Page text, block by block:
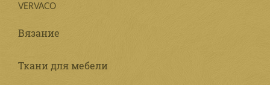
VERVACO
Вязание
Ткани для мебели